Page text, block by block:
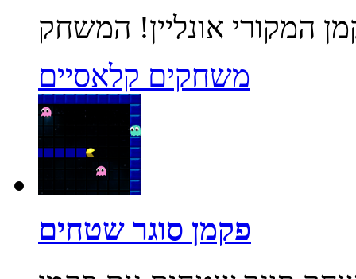
משחקים קלאסיים
פקמן סוגר שטחים